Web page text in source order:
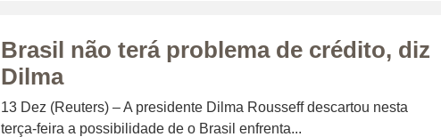
Brasil não terá problema de crédito, diz
Dilma
13 Dez (Reuters) – A presidente Dilma Rousseff descartou nesta
terça-feira a possibilidade de o Brasil enfrenta...